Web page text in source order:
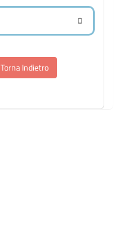
Torna Indietro